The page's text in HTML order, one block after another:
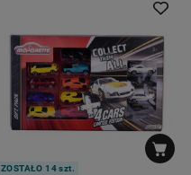
ZOSTAŁO 14 szt.